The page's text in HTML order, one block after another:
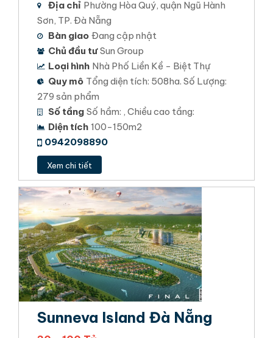
LỘC PHÁT HƯNG
Địa chỉ Phường Hòa Quý, quận Ngũ Hành
Sơn, TP. Đà Nẵng
Bàn giao Đang cập nhật
Chủ đầu tư Sun Group
Loại hình Nhà Phố Liền Kề - Biệt Thự
Quy mô Tổng diện tích: 508ha. Số Lượng:
279 sản phẩm
Số tầng Số hầm: , Chiều cao tầng:
Diện tích 100-150m2
0942098890
Xem chi tiết
Sunneva Island Đà Nẵng